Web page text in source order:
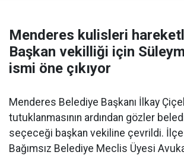
Menderes kulisleri
Başkan vekilliği için
ismi öne çıkıyor
Menderes Belediye Başkanı İlkay
tutuklanmasının ardından gözler
seçeceği başkan vekiline çevrildi.
Bağımsız Belediye Meclis Üyesi